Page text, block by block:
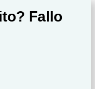
Fallo